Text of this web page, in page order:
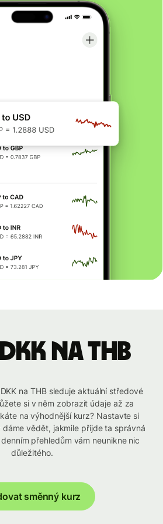
na THB
na THB sleduje aktuální středové
si v něm zobrazit údaje až za
na výhodnější kurz? Nastavte si
vědět, jakmile přijde ta správná
přehledům vám neunikne nic
důležitého.
směnný kurz